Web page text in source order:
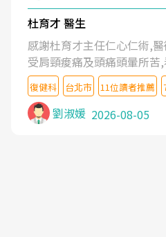
杜育才 醫生
感謝杜育才主任仁心仁術,
受肩頸痠痛及頭痛頭暈所苦
檢查,也嘗試過西醫打針,中
沒有用,後來連吃到嗎啡類止
症狀,沒多久就痛起來,多年
台灣親友介紹忠孝醫院杜育
復健科 台北市 11位讀者推薦
劉淑媛 2026-08-05